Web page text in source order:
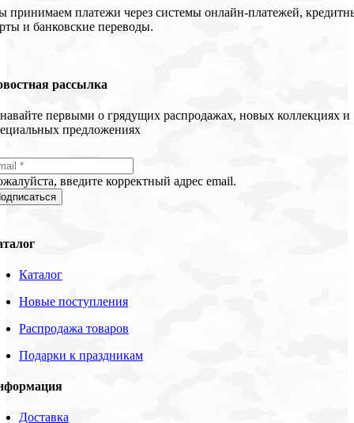
принимаем платежи через системы онлайн-платежей,
и банковские переводы.
рассылка
первыми о грядущих распродажах, новых коллекциях и
предложениях
введите корректный адрес email.
Каталог
Новые поступления
Распродажа товаров
Подарки к праздникам
Доставка